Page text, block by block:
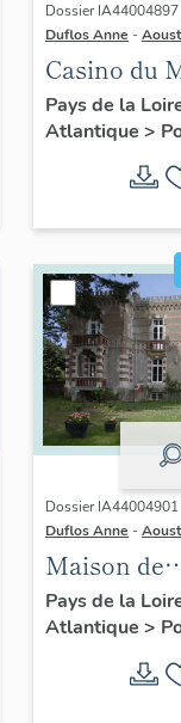
Dossier IA44004897
Duflos Anne -
Casino du
quai Leray
Pays de la
Atlantique >
Dossier IA44004901
Duflos Anne -
Maison de
villégiature
balnéaire
Chambly,
de la
Pays de la
Atlantique >